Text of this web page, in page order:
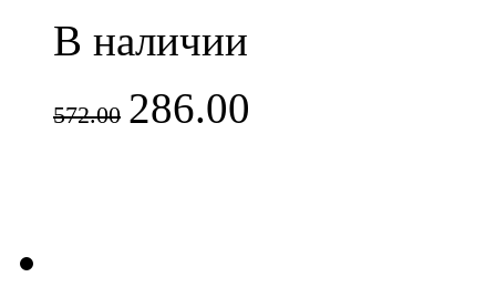
В наличии
572.00 286.00